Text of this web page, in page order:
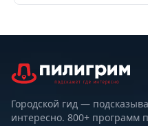
Городской гид —
интересно. 800+ программ